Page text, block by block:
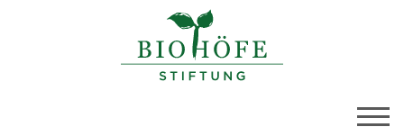
BioBoden | Presse